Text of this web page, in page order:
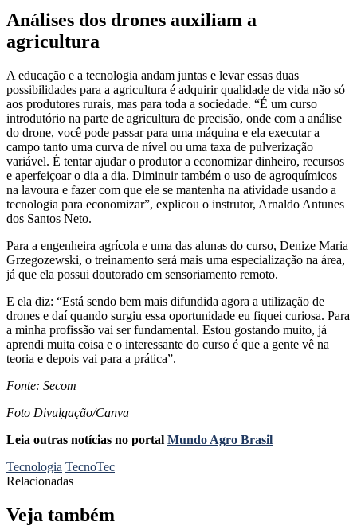
Análises dos drones auxiliam a
agricultura
A educação e a tecnologia andam juntas e levar essas duas
possibilidades para a agricultura é adquirir qualidade de vida não só
aos produtores rurais, mas para toda a sociedade. “É um curso
introdutório na parte de agricultura de precisão, onde com a análise
do drone, você pode passar para uma máquina e ela executar a
campo tanto uma curva de nível ou uma taxa de pulverização
variável. É tentar ajudar o produtor a economizar dinheiro, recursos
e aperfeiçoar o dia a dia. Diminuir também o uso de agroquímicos
na lavoura e fazer com que ele se mantenha na atividade usando a
tecnologia para economizar”, explicou o instrutor, Arnaldo Antunes
dos Santos Neto.
Para a engenheira agrícola e uma das alunas do curso, Denize Maria
Grzegozewski, o treinamento será mais uma especialização na área,
já que ela possui doutorado em sensoriamento remoto.
E ela diz: “Está sendo bem mais difundida agora a utilização de
drones e daí quando surgiu essa oportunidade eu fiquei curiosa. Para
a minha profissão vai ser fundamental. Estou gostando muito, já
aprendi muita coisa e o interessante do curso é que a gente vê na
teoria e depois vai para a prática”.
Fonte: Secom
Foto Divulgação/Canva
Leia outras notícias no portal Mundo Agro Brasil
Tecnologia TecnoTec
Relacionadas
Veja também